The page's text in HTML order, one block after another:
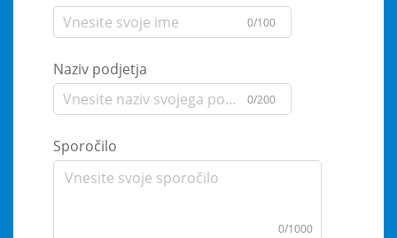
0/100
Naziv podjetja
0/200
Sporočilo
0/1000